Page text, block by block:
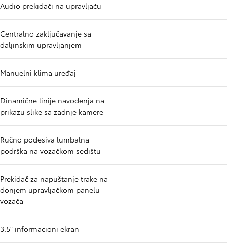
Audio prekidači na upravljaču
Centralno zaključavanje sa
daljinskim upravljanjem
Manuelni klima uređaj
Dinamične linije navođenja na
prikazu slike sa zadnje kamere
Ručno podesiva lumbalna
podrška na vozačkom sedištu
Prekidač za napuštanje trake na
donjem upravljačkom panelu
vozača
3.5" informacioni ekran